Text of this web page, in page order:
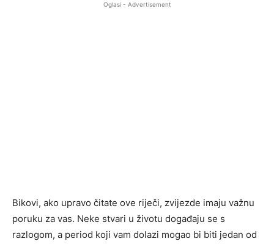
Oglasi - Advertisement
Bikovi, ako upravo čitate ove riječi, zvijezde imaju važnu
poruku za vas. Neke stvari u životu događaju se s
razlogom, a period koji vam dolazi mogao bi biti jedan od